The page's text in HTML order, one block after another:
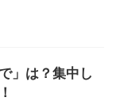
」は？集中し